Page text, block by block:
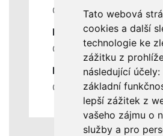
Tato webová
cookies a další
technologie ke
zážitku z
následující účely:
základní
lepší zážitek z
vašeho zájmu o
služby a pro
Ceník servisních prací
DŮLEŽITÉ INFORMACE
Ochrana osobních údajů
RYCHLÉ ODKAZY
Odstoupení od smlouvy